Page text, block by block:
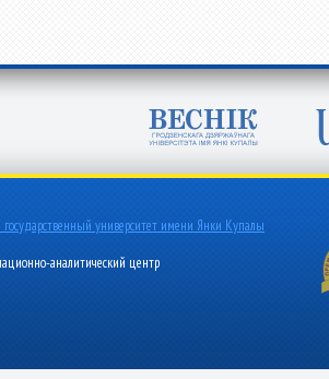
государственный университет имени Янки Купалы
аналитический центр